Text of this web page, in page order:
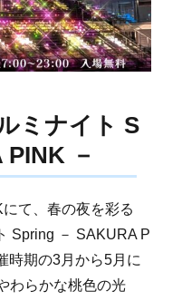
ミナイト S
－
て、春の夜を彩る
Spring － SAKURA P
時期の3月から5月に
わらかな桃色の光